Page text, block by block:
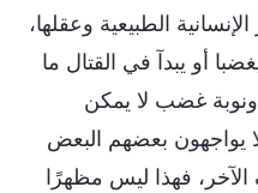
الطبيعية وعقلها،
أو يبدآ في القتال ما
ونوبة غضب لا يمكن
يواجهون بعضهم البعض
فهذا ليس مظهرًا